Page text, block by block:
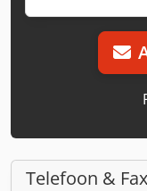
Telefoon & Fax